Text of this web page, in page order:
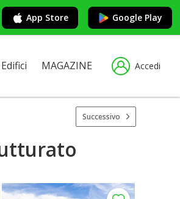
App Store Google Play
MAGAZINE Accedi
Successivo